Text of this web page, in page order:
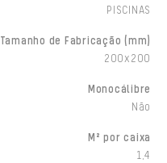
PISCINAS
Tamanho de Fabricação (mm)
200x200
Monocálibre
Não
M² por caixa
1,4